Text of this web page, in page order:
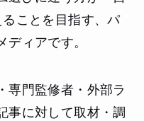
ことを目指す、パ
ィアです。
専門監修者・外部ラ
事に対して取材・調